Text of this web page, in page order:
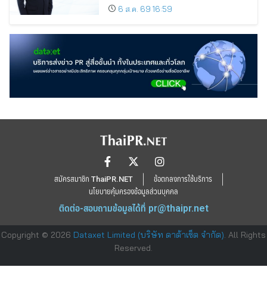
ขยายตลาดต่างประเทศ พร้อมเดินหน้า
ลงทุนเพื่อการเติบโตระยะยาว
6 ส.ค. 69 16:59
สมัครสมาชิก ThaiPR.NET
ข้อตกลงการใช้บริการ
นโยบายคุ้มครองข้อมูลส่วนบุคคล
ติดต่อ-สอบถามข้อมูลได้ที่ pr@thaipr.net
Copyright © 2026 Dataxet Limited (บริษัท ดาต้าเซ็ต จำกัด). All Rights
Reserved.